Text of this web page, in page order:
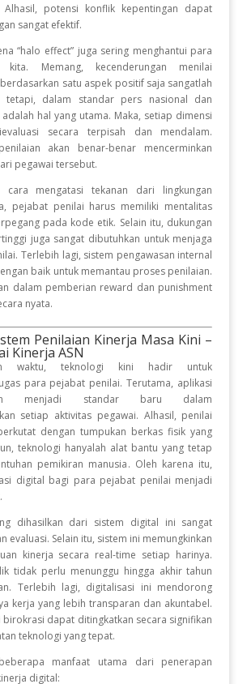
Alhasil, potensi konflik kepentingan dapat
sangat efektif.
“halo effect” juga sering menghantui para
kita. Memang, kecenderungan menilai
satu aspek positif saja sangatlah
tetapi, dalam standar pers nasional dan
hal yang utama. Maka, setiap dimensi
secara terpisah dan mendalam.
akan benar-benar mencerminkan
pegawai tersebut.
cara mengatasi tekanan dari lingkungan
pejabat penilai harus memiliki mentalitas
pada kode etik. Selain itu, dukungan
juga sangat dibutuhkan untuk menjaga
. Terlebih lagi, sistem pengawasan internal
baik untuk memantau proses penilaian.
dalam pemberian reward dan punishment
nyata.
Penilaian Kinerja Masa Kini –
Kinerja ASN
waktu, teknologi kini hadir untuk
para pejabat penilai.Terutama, aplikasi
menjadi standar baru dalam
setiap aktivitas pegawai. Alhasil, penilai
dengan tumpukan berkas fisik yang
teknologi hanyalah alat bantu yang tetap
pemikiran manusia. Oleh karena itu,
digital bagi para pejabat penilai menjadi
.
dihasilkan dari sistem digital ini sangat
evaluasi. Selain itu, sistem ini memungkinkan
kinerja secara real-time setiap harinya.
tidak perlu menunggu hingga akhir tahun
. Terlebih lagi, digitalisasi ini mendorong
kerja yang lebih transparan dan akuntabel.
birokrasi dapat ditingkatkan secara signifikan
teknologi yang tepat.
manfaat utama dari penerapan
digital: